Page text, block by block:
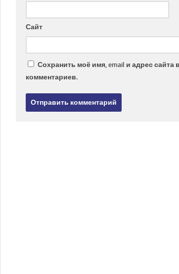
Сайт
Сохранить моё имя, email и адрес
комментариев.